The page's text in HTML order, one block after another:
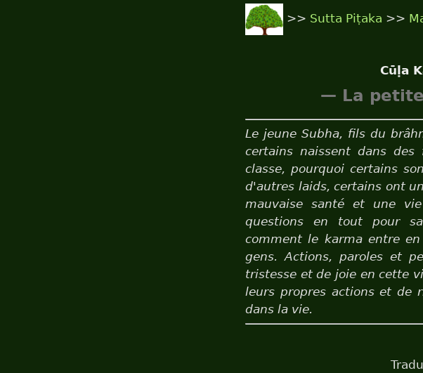
>> Sutta Piṭaka >>
Cūḷa
— La
Le jeune Subha, fils du
certains naissent dans
classe, pourquoi certains
d'autres laids, certains ont
mauvaise santé et une
questions en tout pour
comment le karma entre
gens. Actions, paroles et
tristesse et de joie en cette
leurs propres actions et de
dans la vie.